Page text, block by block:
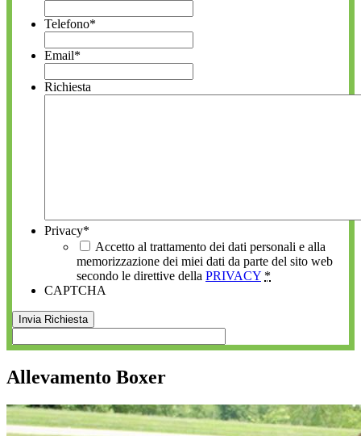
Telefono*
Email*
Richiesta
Privacy*
Accetto al trattamento dei dati personali e alla
memorizzazione dei miei dati da parte del sito web
secondo le direttive della PRIVACY *
CAPTCHA
Allevamento Boxer